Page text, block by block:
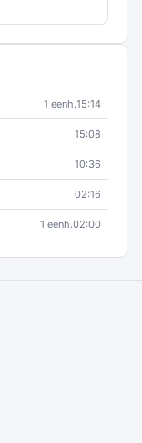
1 eenh.15:14
15:08
10:36
02:16
1 eenh.02:00